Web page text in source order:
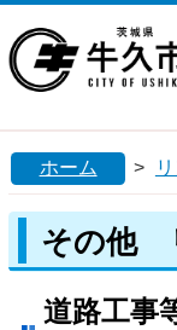
閉じる
ホーム >
その他
道路工事